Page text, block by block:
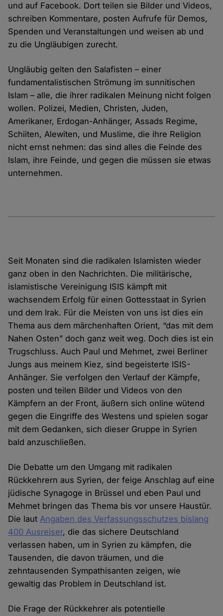
und auf Facebook. Dort teilen sie Bilder und Videos,
schreiben Kommentare, posten Aufrufe für Demos,
Spenden und Veranstaltungen und weisen ab und
zu die Ungläubigen zurecht.
Ungläubig gelten den Salafisten – einer
fundamentalistischen Strömung im sunnitischen
Islam – alle, die ihrer radikalen Meinung nicht folgen
wollen. Polizei, Medien, Christen, Juden,
Amerikaner, Erdogan-Anhänger, Assads Regime,
Schiiten, Alewiten, und Muslime, die ihre Religion
nicht ernst nehmen: das sind alles die Feinde des
Islam, ihre Feinde, und gegen die müssen sie etwas
unternehmen.
Seit Monaten sind die radikalen Islamisten wieder
ganz oben in den Nachrichten. Die militärische,
islamistische Vereinigung ISIS kämpft mit
wachsendem Erfolg für einen Gottesstaat in Syrien
und dem Irak. Für die Meisten von uns ist dies ein
Thema aus dem märchenhaften Orient, “das mit dem
Nahen Osten” doch ganz weit weg. Doch dies ist ein
Trugschluss. Auch Paul und Mehmet, zwei Berliner
Jungs aus meinem Kiez, sind begeisterte ISIS-
Anhänger. Sie verfolgen den Verlauf der Kämpfe,
posten und teilen Bilder und Videos von den
Kämpfern an der Front, äußern sich online wütend
gegen die Eingriffe des Westens und spielen sogar
mit dem Gedanken, sich dieser Gruppe in Syrien
bald anzuschließen.
Die Debatte um den Umgang mit radikalen
Rückkehrern aus Syrien, der feige Anschlag auf eine
jüdische Synagoge in Brüssel und eben Paul und
Mehmet bringen das Thema bis vor unsere Haustür.
Die lautAngaben des Verfassungsschutzes bislang
400 Ausreiser, die das sichere Deutschland
verlassen haben, um in Syrien zu kämpfen, die
Tausenden, die davon träumen, und die
zehntausenden Sympathisanten zeigen, wie
gewaltig das Problem in Deutschland ist.
Die Frage der Rückkehrer als potentielle